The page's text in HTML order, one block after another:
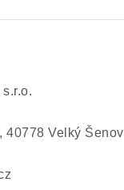
40778 Velký Šenov